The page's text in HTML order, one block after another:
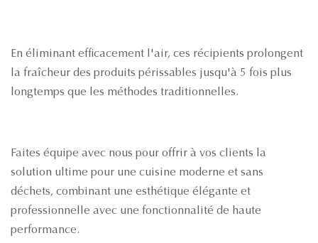
En éliminant efficacement l'air, ces récipients prolongent
la fraîcheur des produits périssables jusqu'à 5 fois plus
longtemps que les méthodes traditionnelles.
Faites équipe avec nous pour offrir à vos clients la
solution ultime pour une cuisine moderne et sans
déchets, combinant une esthétique élégante et
professionnelle avec une fonctionnalité de haute
performance.